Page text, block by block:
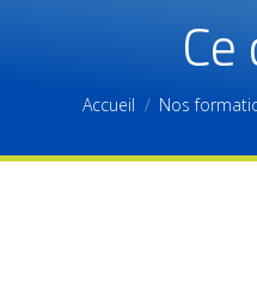
Accueil Nos